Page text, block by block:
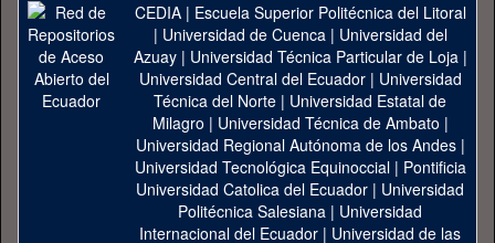
CEDIA| Escuela Superior Politécnica del Litoral
| Universidad de Cuenca| Universidad del
Azuay| Universidad Técnica Particular de Loja|
Universidad Central del Ecuador| Universidad
Técnica del Norte | Universidad Estatal de
Milagro | Universidad Técnica de Ambato |
Universidad Regional Autónoma de los Andes|
Universidad Tecnológica Equinoccial| Pontificia
Universidad Catolica del Ecuador | Universidad
Politécnica Salesiana | Universidad
Internacional del Ecuador | Universidad de las